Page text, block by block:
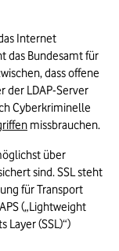
Internet
das Bundesamt für
dass offene
der LDAP-Server
Cyberkriminelle
missbrauchen.
über
sind. SSL steht
für Transport
(„Lightweight
Layer (SSL)“)